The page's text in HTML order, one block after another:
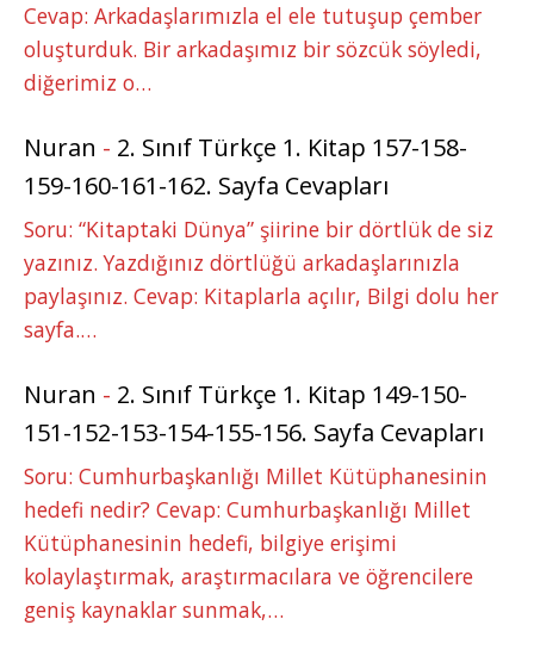
Cevap: Arkadaşlarımızla el ele tutuşup çember
oluşturduk. Bir arkadaşımız bir sözcük söyledi,
diğerimiz o…
Nuran - 2. Sınıf Türkçe 1. Kitap 157-158-
159-160-161-162. Sayfa Cevapları
Soru: “Kitaptaki Dünya” şiirine bir dörtlük de siz
yazınız. Yazdığınız dörtlüğü arkadaşlarınızla
paylaşınız. Cevap: Kitaplarla açılır, Bilgi dolu her
sayfa.…
Nuran - 2. Sınıf Türkçe 1. Kitap 149-150-
151-152-153-154-155-156. Sayfa Cevapları
Soru: Cumhurbaşkanlığı Millet Kütüphanesinin
hedefi nedir? Cevap: Cumhurbaşkanlığı Millet
Kütüphanesinin hedefi, bilgiye erişimi
kolaylaştırmak, araştırmacılara ve öğrencilere
geniş kaynaklar sunmak,…